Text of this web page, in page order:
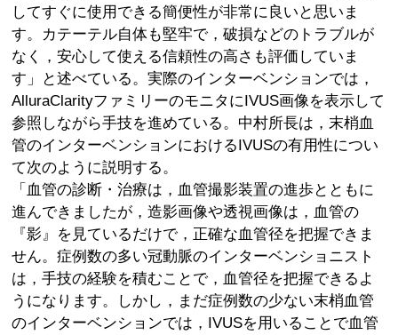
してすぐに使用できる簡便性が非常に良いと思いま
す。カテーテル自体も堅牢で，破損などのトラブルが
なく，安心して使える信頼性の高さも評価していま
す」と述べている。実際のインターベンションでは，
AlluraClarityファミリーのモニタにIVUS画像を表示して
参照しながら手技を進めている。中村所長は，末梢血
管のインターベンションにおけるIVUSの有用性につい
て次のように説明する。
「血管の診断・治療は，血管撮影装置の進歩とともに
進んできましたが，造影画像や透視画像は，血管の
『影』を見ているだけで，正確な血管径を把握できま
せん。症例数の多い冠動脈のインターベンショニスト
は，手技の経験を積むことで，血管径を把握できるよ
うになります。しかし，まだ症例数の少ない末梢血管
のインターベンションでは，IVUSを用いることで血管